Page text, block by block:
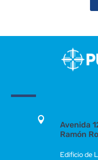

Avenida
Ramón
Edificio de